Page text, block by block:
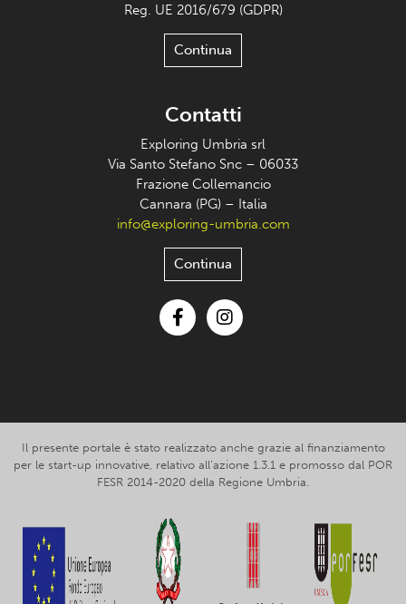
Reg. UE 2016/679 (GDPR)
Continua
Contatti
Exploring Umbria srl
Via Santo Stefano Snc – 06033
Frazione Collemancio
Cannara (PG) – Italia
info@exploring-umbria.com
Continua
Il presente portale è stato realizzato anche grazie al finanziamento
per le start-up innovative, relativo all’azione 1.3.1 e promosso dal POR
FESR 2014-2020 della Regione Umbria.